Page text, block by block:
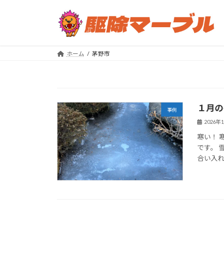
ホーム 茅野市
事例 １月
2026年
寒い！
です。
合い入